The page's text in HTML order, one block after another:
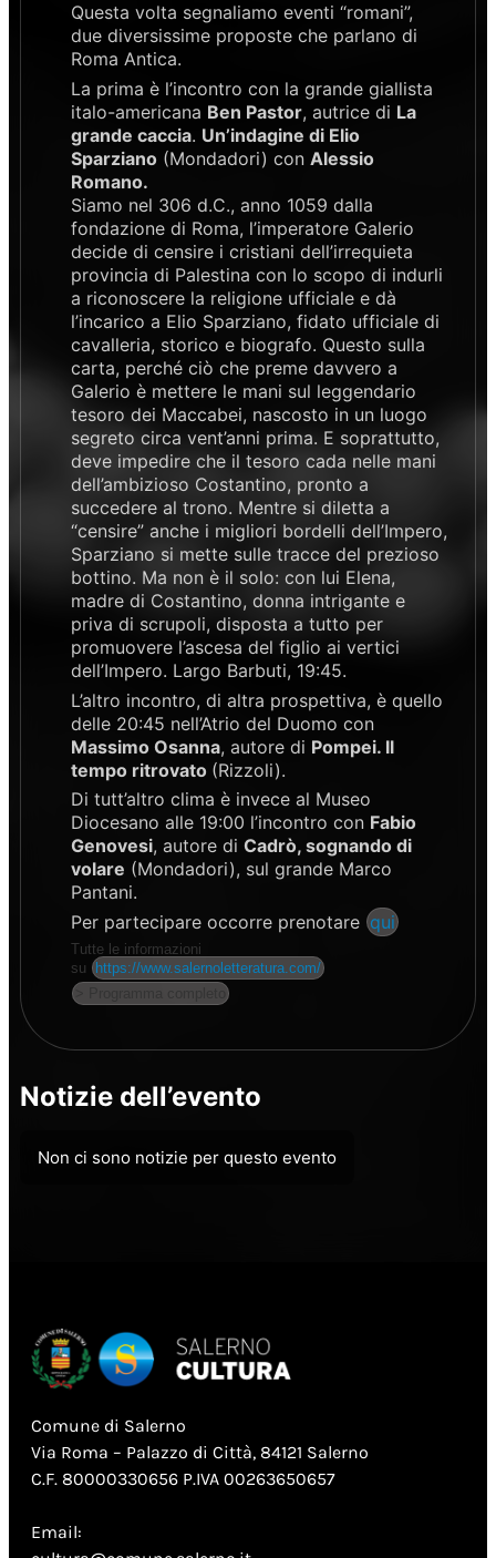
Questa volta segnaliamo eventi “romani”,
due diversissime proposte che parlano di
Roma Antica.
La prima è l’incontro con la grande giallista
italo-americana Ben Pastor, autrice di La
grande caccia. Un’indagine di Elio
Sparziano (Mondadori) con Alessio
Romano.
Siamo nel 306 d.C., anno 1059 dalla
fondazione di Roma, l’imperatore Galerio
decide di censire i cristiani dell’irrequieta
provincia di Palestina con lo scopo di indurli
a riconoscere la religione ufficiale e dà
l’incarico a Elio Sparziano, fidato ufficiale di
cavalleria, storico e biografo. Questo sulla
carta, perché ciò che preme davvero a
Galerio è mettere le mani sul leggendario
tesoro dei Maccabei, nascosto in un luogo
segreto circa vent’anni prima. E soprattutto,
deve impedire che il tesoro cada nelle mani
dell’ambizioso Costantino, pronto a
succedere al trono. Mentre si diletta a
“censire” anche i migliori bordelli dell’Impero,
Sparziano si mette sulle tracce del prezioso
bottino. Ma non è il solo: con lui Elena,
madre di Costantino, donna intrigante e
priva di scrupoli, disposta a tutto per
promuovere l’ascesa del figlio ai vertici
dell’Impero. Largo Barbuti, 19:45.
L’altro incontro, di altra prospettiva, è quello
delle 20:45 nell’Atrio del Duomo con
Massimo Osanna, autore di Pompei. Il
tempo ritrovato (Rizzoli).
Di tutt’altro clima è invece al Museo
Diocesano alle 19:00 l’incontro con Fabio
Genovesi, autore di Cadrò, sognando di
volare (Mondadori), sul grande Marco
Pantani.
Per partecipare occorre prenotare qui
Tutte le informazioni
su
https://www.salernoletteratura.com/
Notizie dell’evento
Non ci sono notizie per questo evento
Comune di Salerno
Via Roma – Palazzo di Città, 84121 Salerno
C.F. 80000330656 P.IVA 00263650657
Email: